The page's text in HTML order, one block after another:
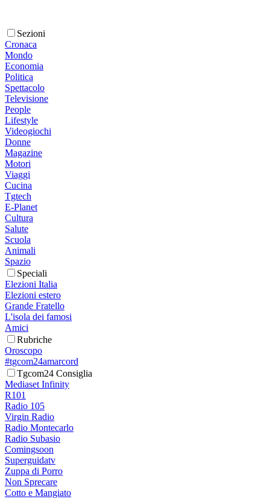
Sezioni
Cronaca
Mondo
Economia
Politica
Spettacolo
Televisione
People
Lifestyle
Videogiochi
Donne
Magazine
Motori
Viaggi
Cucina
Tgtech
E-Planet
Cultura
Salute
Scuola
Animali
Spazio
Speciali
Elezioni Italia
Elezioni estero
Grande Fratello
L'isola dei famosi
Amici
Rubriche
Oroscopo
#tgcom24amarcord
Tgcom24 Consiglia
Mediaset Infinity
R101
Radio 105
Virgin Radio
Radio Montecarlo
Radio Subasio
Comingsoon
Superguidatv
Zuppa di Porro
Non Sprecare
Cotto e Mangiato